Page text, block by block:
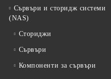
Сървъри и сторидж системи
(NAS)
Сториджи
Сървъри
Компоненти за сървъри